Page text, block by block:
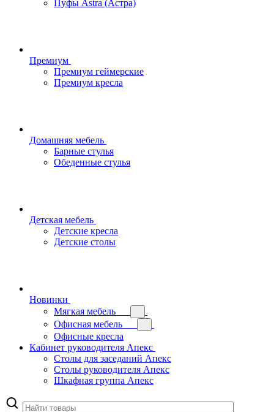
Пуфы Astra (Астра)
Премиум
Премиум геймерские
Премиум кресла
Домашняя мебель
Барные стулья
Обеденные стулья
Детская мебель
Детские кресла
Детские столы
Новинки
Мягкая мебель
Офисная мебель
Офисные кресла
Кабинет руководителя Апекс
Столы для заседаний Апекс
Столы руководителя Апекс
Шкафная группа Апекс